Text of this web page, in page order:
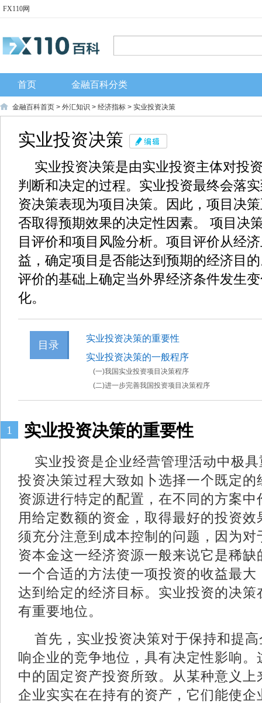
FX110网
首页 金融百科分类
金融百科首页 > 外汇知识 > 经济指标 > 实业投资决策
实业投资决策
实业投资决策是由实业投资主体对投
判断和决定的过程。实业投资最终会落
资决策表现为项目决策。因此，项目决
否取得预期效果的决定性因素。 项目决
目评价和项目风险分析。项目评价从经
益，确定项目是否能达到预期的经济目
评价的基础上确定当外界经济条件发生
化。
目录
实业投资决策的重要性
实业投资决策的一般程序
(一)我国实业投资项目决策程序
(二)进一步完善我国投资项目决策程序
1 实业投资决策的重要性
实业投资是企业经营管理活动中极
投资决策过程大致如卜选择一个既定
资源进行特定的配置，在不同的方案
用给定数额的资金，取得最好的投资
须充分注意到成本控制的问题，因为
资本金这一经济资源一般来说它是稀
一个合适的方法使一项投资的收益最
达到给定的经济目标。实业投资的决
有重要地位。
首先，实业投资决策对于保持和提
响企业的竞争地位，具有决定性影响
中的固定资产投资所致。从某种意义
企业实实在在持有的资产，它们能使